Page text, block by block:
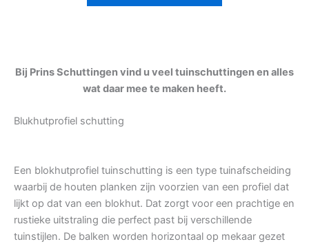
Bij Prins Schuttingen vind u veel tuinschuttingen en alles
wat daar mee te maken heeft.
Blukhutprofiel schutting
Een blokhutprofiel tuinschutting is een type tuinafscheiding
waarbij de houten planken zijn voorzien van een profiel dat
lijkt op dat van een blokhut. Dat zorgt voor een prachtige en
rustieke uitstraling die perfect past bij verschillende
tuinstijlen. De balken worden horizontaal op mekaar gezet